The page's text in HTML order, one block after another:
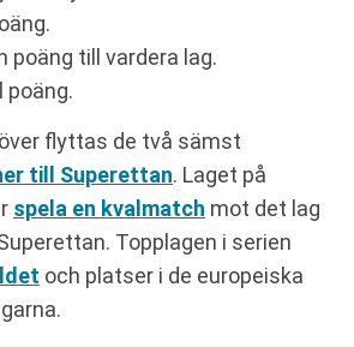
poäng till vardera lag.
poäng.
flyttas de två sämst
till Superettan. Laget på
spela en kvalmatch mot det lag
Topplagen i serien
och platser i de europeiska